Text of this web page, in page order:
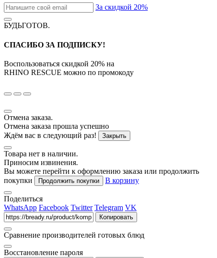
За скидкой 20%
БУДЬГОТОВ.
СПАСИБО ЗА ПОДПИСКУ!
Воспользоваться скидкой 20% на
RHINO RESCUE можно по промокоду
Отмена заказа.
Отмена заказа прошла успешно
Ждём вас в следующий раз!
Закрыть
Товара нет в наличии.
Приносим извинения.
Вы можете перейти к оформлению заказа или продолжить
покупки
Продолжить покупки В корзину
Поделиться
WhatsApp Facebook Twitter Telegram VK
Копировать
Сравнение производителей готовых блюд
Восстановление пароля